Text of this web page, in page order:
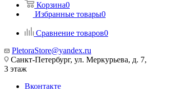
Корзина0
Избранные товары0
Сравнение товаров0
PletoraStore@yandex.ru
Санкт-Петербург, ул. Меркурьева, д. 7,
3 этаж
Вконтакте